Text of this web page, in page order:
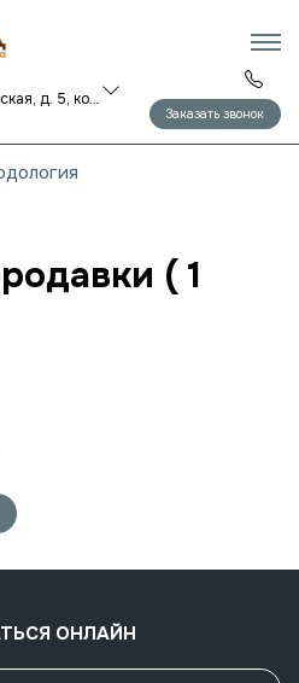
Санкт-Петербург ул. Манчестерская, д. 5, корп. 1
Заказать звонок
( 1
ОНЛАЙН